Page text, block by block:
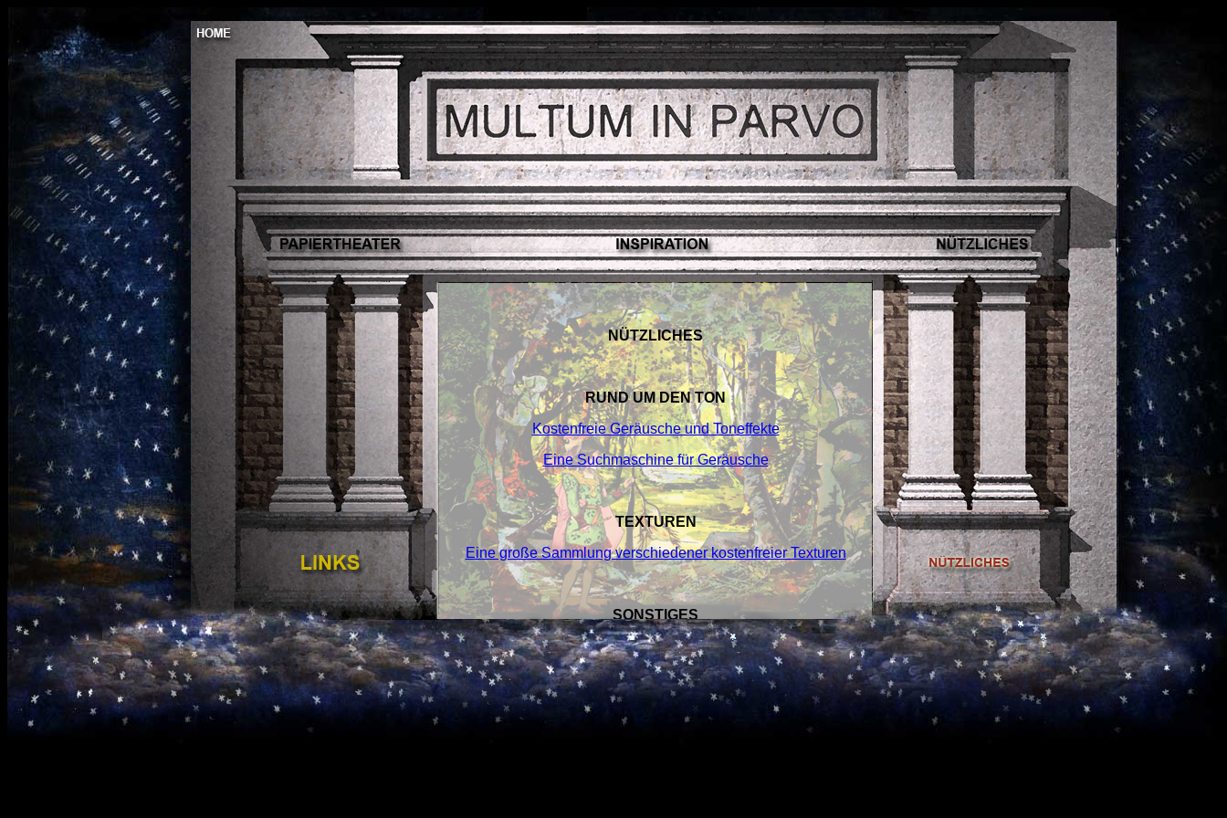
NÜTZLICHES
RUND UM DEN TON
Kostenfreie Geräusche und Toneffekte
Eine Suchmaschine für Geräusche
TEXTUREN
Eine große Sammlung verschiedener kostenfreier Texturen
SONSTIGES
Ein Magazin für Klassik
Zur Geschichte der Kostüme